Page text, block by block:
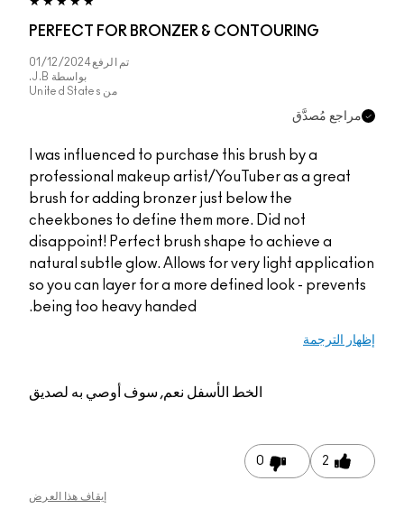
PERFECT FOR BRONZER & CONTOURING
تم الرفع 01/12/2024
بواسطة J.B.
من United States
مراجع مُصدَّق
I was influenced to purchase this brush by a
professional makeup artist/YouTuber as a great
brush for adding bronzer just below the
cheekbones to define them more. Did not
disappoint! Perfect brush shape to achieve a
natural subtle glow. Allows for very light application
so you can layer for a more defined look - prevents
being too heavy handed.
إظهار الترجمة
الخط الأسفلنعم, سوف أوصي به لصديق
2
0
إيقاف هذا العرض